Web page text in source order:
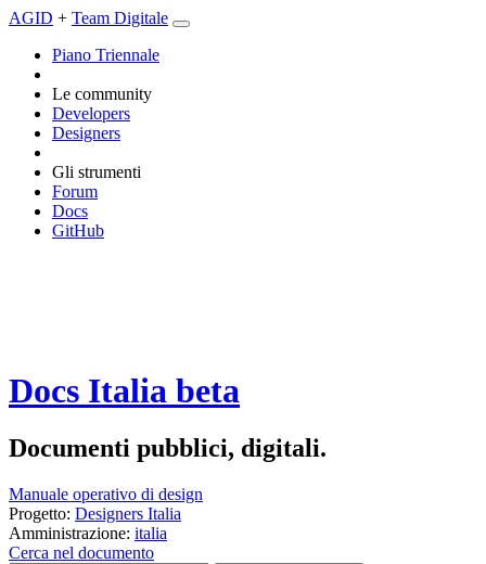
AGID + Team Digitale
Piano Triennale
Le community
Developers
Designers
Gli strumenti
Forum
Docs
GitHub
Docs Italia beta
Documenti pubblici, digitali.
Manuale operativo di design
Progetto: Designers Italia
Amministrazione: italia
Cerca nel documento